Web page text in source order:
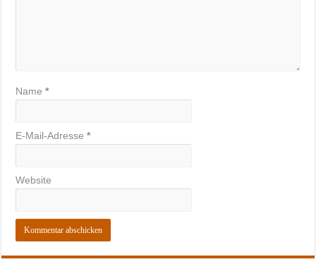
Name*
E-Mail-Adresse*
Website